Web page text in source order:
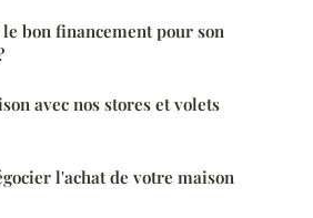
bon financement pour son
avec nos stores et volets
l'achat de votre maison